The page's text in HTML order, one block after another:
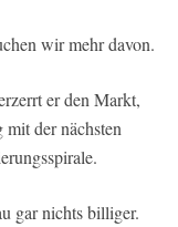
wir mehr davon.
er den Markt,
der nächsten
gar nichts billiger.